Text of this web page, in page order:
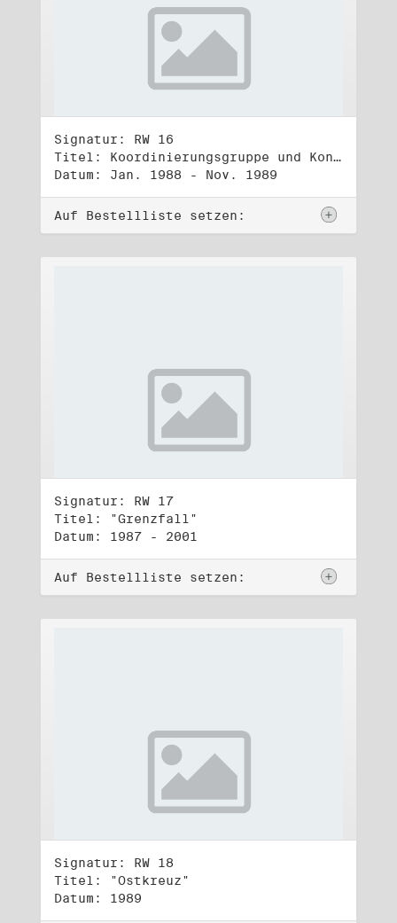
Signatur: RW 16
Titel: Koordinierungsgruppe und Kontakttelefongruppe
Datum: Jan. 1988 - Nov. 1989
Auf Bestellliste setzen:
Signatur: RW 17
Titel: "Grenzfall"
Datum: 1987 - 2001
Auf Bestellliste setzen:
Signatur: RW 18
Titel: "Ostkreuz"
Datum: 1989